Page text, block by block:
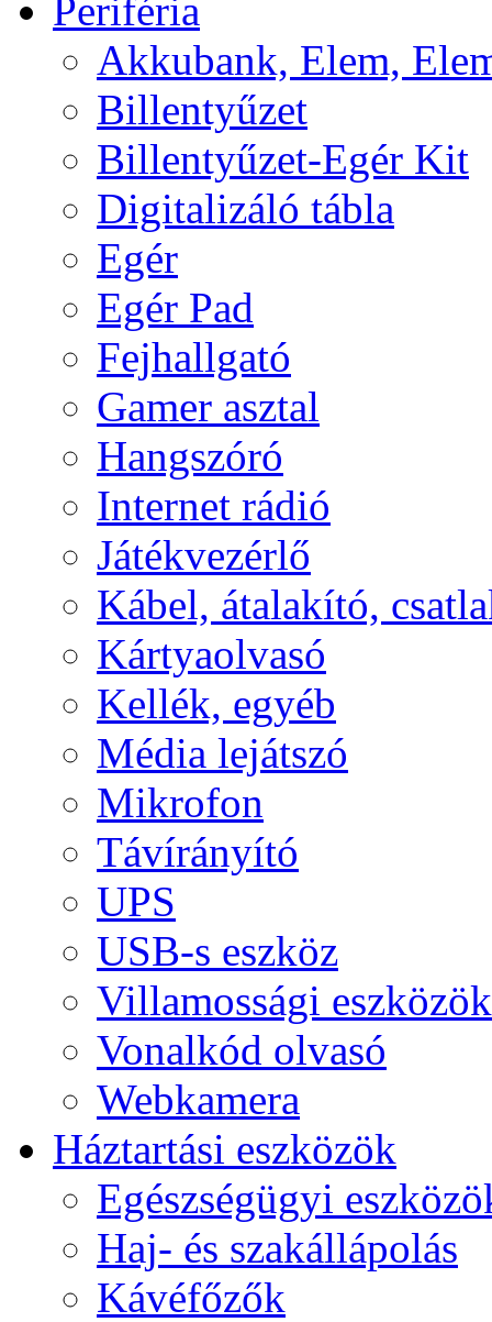
Periféria
Akkubank, Elem,
Billentyűzet
Billentyűzet-Egér Kit
Digitalizáló tábla
Egér
Egér Pad
Fejhallgató
Gamer asztal
Hangszóró
Internet rádió
Játékvezérlő
Kábel, átalakító,
Kártyaolvasó
Kellék, egyéb
Média lejátszó
Mikrofon
Távírányító
UPS
USB-s eszköz
Villamossági eszközök
Vonalkód olvasó
Webkamera
Háztartási eszközök
Egészségügyi
Haj- és szakállápolás
Kávéfőzők